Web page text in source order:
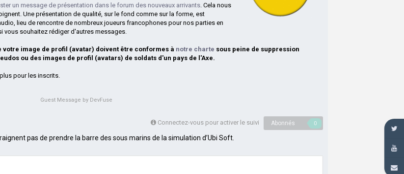
un message de présentation dans le forum des nouveaux arrivants . Cela nous
Une présentation de qualité, sur le fond comme sur la forme, est
lieu de rencontre de nombreux joueurs francophones pour nos parties en
vous souhaitez rédiger d'autres messages.
votre image de profil (avatar) doivent être conformes à notre charte sous peine de suppression
ou des images de profil (avatars) de soldats d'un pays de l'Axe.
pour les inscrits.
Guest Message by DevFuse
Connectez-vous pour activer le suivi Abonnés 0
pas de prendre la barre des sous marins de la simulation d’Ubi Soft.